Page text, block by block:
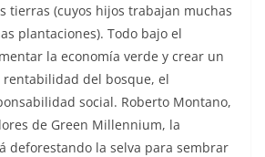
tierras (cuyos hijos trabajan muchas
plantaciones). Todo bajo el
la economía verde y crear un
del bosque, el
social. Roberto Montano,
de Green Millennium, la
deforestando la selva para sembrar